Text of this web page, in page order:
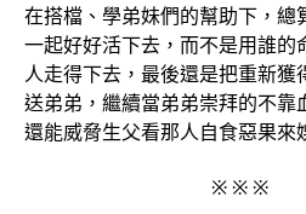
在搭檔、學弟妹們的幫助下，總
一起好好活下去，而不是用誰的
人走得下去，最後還是把重新獲
送弟弟，繼續當弟弟崇拜的不靠
還能威脅生父看那人自食惡果來
※ ※ ※